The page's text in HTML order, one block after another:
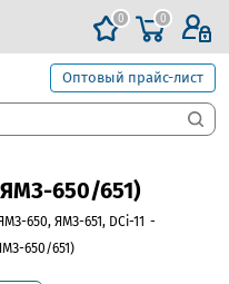
0 0
Оптовый прайс-лист
650/651)
650, ЯМЗ-651, DCi-11 -
650/651)